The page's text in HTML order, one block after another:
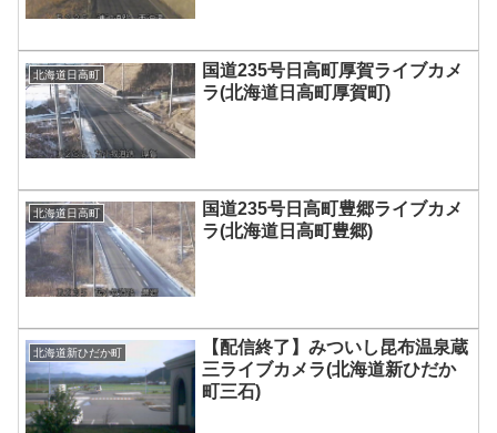
北海道日高町
国道235号日高町厚賀ライブカメ
ラ(北海道日高町厚賀町)
北海道日高町
国道235号日高町豊郷ライブカメ
ラ(北海道日高町豊郷)
北海道新ひだか町
【配信終了】みついし昆布温泉蔵
三ライブカメラ(北海道新ひだか
町三石)